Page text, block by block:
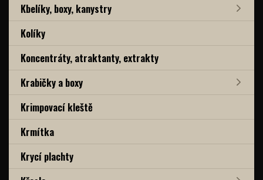
Kbelíky, boxy, kanystry
Kolíky
Koncentráty, atraktanty, extrakty
Krabičky a boxy
Krimpovací kleště
Krmítka
Krycí plachty